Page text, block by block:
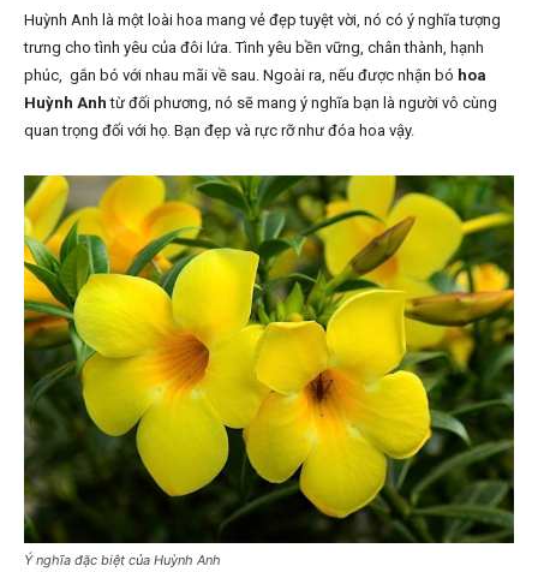
Huỳnh Anh là một loài hoa mang vẻ đẹp tuyệt vời, nó có ý nghĩa tượng
trưng cho tình yêu của đôi lứa. Tình yêu bền vững, chân thành, hạnh
phúc, gắn bó với nhau mãi về sau. Ngoài ra, nếu được nhận bó hoa
Huỳnh Anh từ đối phương, nó sẽ mang ý nghĩa bạn là người vô cùng
quan trọng đối với họ. Bạn đẹp và rực rỡ như đóa hoa vậy.
Ý nghĩa đặc biệt của Huỳnh Anh